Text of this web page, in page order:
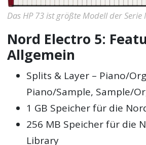
Das HP 73 ist größte Modell der
Nord Electro 5:
Allgemein
Splits & Layer – Piano/
Piano/Sample, Sample/
1 GB Speicher für die
256 MB Speicher für die
Library